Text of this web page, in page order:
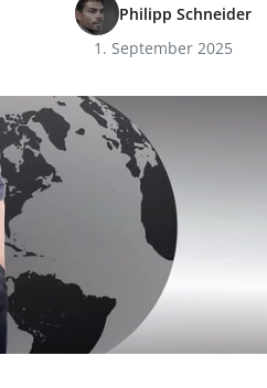
Philipp Schneider
1. September 2025